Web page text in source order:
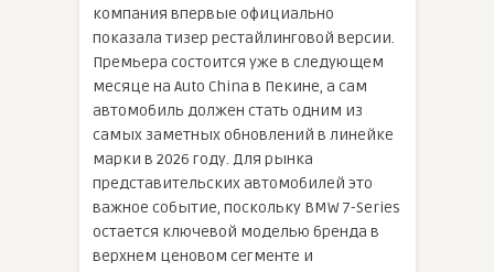
компания впервые официально
показала тизер рестайлинговой версии.
Премьера состоится уже в следующем
месяце на Auto China в Пекине, а сам
автомобиль должен стать одним из
самых заметных обновлений в линейке
марки в 2026 году. Для рынка
представительских автомобилей это
важное событие, поскольку BMW 7-Series
остается ключевой моделью бренда в
верхнем ценовом сегменте и